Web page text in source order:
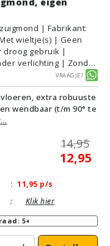
| Fabrikant:
wieltje(s) | Geen
gebruik |
verlichting | Zonder
| Geschikt
Tegels,
Vinyl,
Vraagje?
extra robuuste
wendbaar (t/m 90° te
14,95
12,95
: 11,95 p/s
: Klik hier
5+